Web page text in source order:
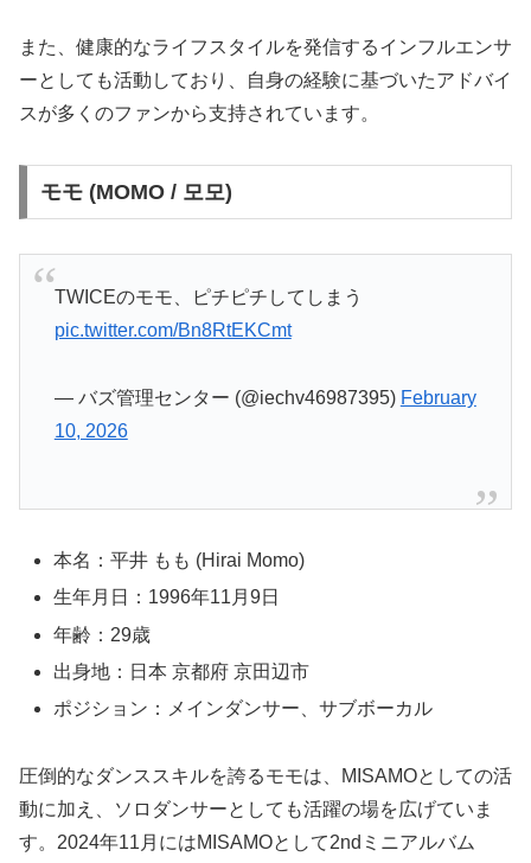
また、健康的なライフスタイルを発信するインフルエンサ
ーとしても活動しており、自身の経験に基づいたアドバイ
スが多くのファンから支持されています。
モモ (MOMO / 모모)
TWICEのモモ、ピチピチしてしまう
pic.twitter.com/Bn8RtEKCmt
— バズ管理センター (@iechv46987395) February
10, 2026
本名：平井 もも (Hirai Momo)
生年月日：1996年11月9日
年齢：29歳
出身地：日本 京都府 京田辺市
ポジション：メインダンサー、サブボーカル
圧倒的なダンススキルを誇るモモは、MISAMOとしての活
動に加え、ソロダンサーとしても活躍の場を広げていま
す。2024年11月にはMISAMOとして2ndミニアルバム